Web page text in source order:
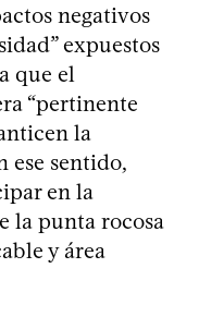
negativos
expuestos
que el
“pertinente
la
ese sentido,
en la
la punta rocosa
y área